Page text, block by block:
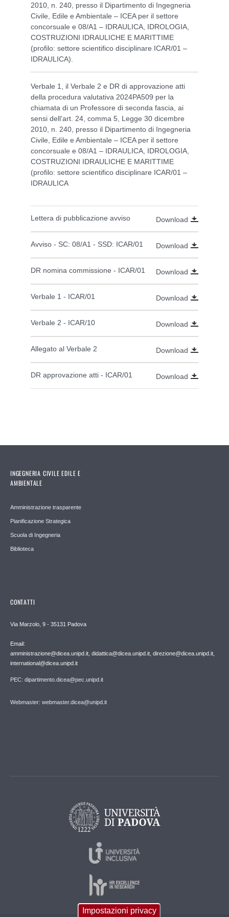
2010, n. 240, presso il Dipartimento di Ingegneria
Civile, Edile e Ambientale – ICEA per il settore
concorsuale e 08/A1 – IDRAULICA, IDROLOGIA,
COSTRUZIONI IDRAULICHE E MARITTIME
(profilo: settore scientifico disciplinare ICAR/01 –
IDRAULICA).
Verbale 1, il Verbale 2 e DR di approvazione atti
della procedura valutativa 2024PA509 per la
chiamata di un Professore di seconda fascia, ai
sensi dell’art. 24, comma 5, Legge 30 dicembre
2010, n. 240, presso il Dipartimento di Ingegneria
Civile, Edile e Ambientale – ICEA per il settore
concorsuale e 08/A1 – IDRAULICA, IDROLOGIA,
COSTRUZIONI IDRAULICHE E MARITTIME
(profilo: settore scientifico disciplinare ICAR/01 –
IDRAULICA
Lettera di pubblicazione avviso Download
Avviso - SC: 08/A1 - SSD: ICAR/01 Download
DR nomina commissione - ICAR/01 Download
Verbale 1 - ICAR/01 Download
Verbale 2 - ICAR/10 Download
Allegato al Verbale 2 Download
DR approvazione atti - ICAR/01 Download
INGEGNERIA CIVILE EDILE E
AMBIENTALE
Amministrazione trasparente
Pianificazione Strategica
Scuola di Ingegneria
Biblioteca
CONTATTI
Via Marzolo, 9 - 35131 Padova
Email:
amministrazione@dicea.unipd.it, didattica@dicea.unipd.it, direzione@dicea.unipd.it,
international@dicea.unipd.it
PEC: dipartimento.dicea@pec.unipd.it
Webmaster: webmaster.dicea@unipd.it
Impostazioni privacy